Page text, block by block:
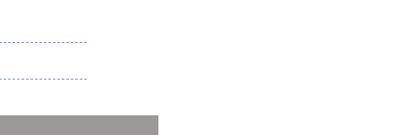
বাধ্যতামূলক করা হবে: ক্রীড়া প্রতিমন্ত্রী